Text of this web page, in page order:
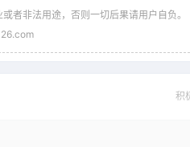
者非法用途，否则一切后果请用户自负。
积